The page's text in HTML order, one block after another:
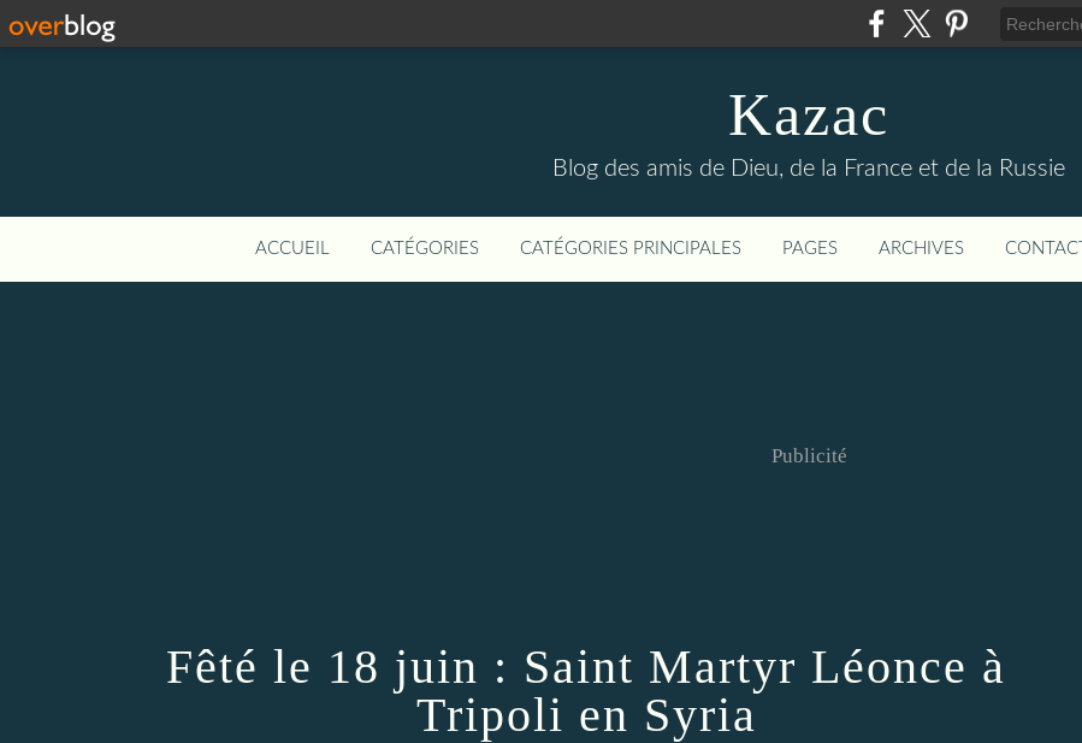
Kazac
Blog des amis de Dieu, de la France et de la Russie
ACCUEIL CATÉGORIES CATÉGORIES PRINCIPALES PAGES ARCHIVES CONTACT
Publicité
Fêté le 18 juin : Saint Martyr Léonce à
Tripoli en Syria